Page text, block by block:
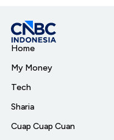
Home
My Money
Tech
Sharia
Cuap Cuap Cuan